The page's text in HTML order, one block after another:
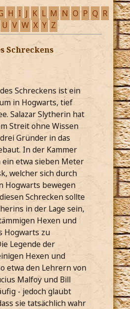
H I J K L M N O P Q R
U V W X Y Z
Schreckens
Schreckens ist ein
in Hogwarts, tief
Salazar Slytherin hat
Streit ohne Wissen
Gründer in das
In der Kammer
etwa sieben Meter
welcher sich durch
Hogwarts bewegen
Schrecken sollte
in der Lage sein,
Hexen und
Hogwarts zu
Legende der
Hexen und
etwa den Lehrern von
Malfoy und Bill
- jedoch glaubt
sie tatsächlich wahr